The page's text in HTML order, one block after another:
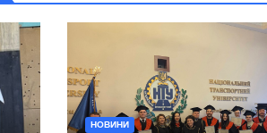
НОВИНИ